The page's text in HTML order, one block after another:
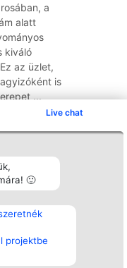
Live chat
🙂
projektbe
a
alatt
kiváló
az üzlet,
is
...
Elérhetőség